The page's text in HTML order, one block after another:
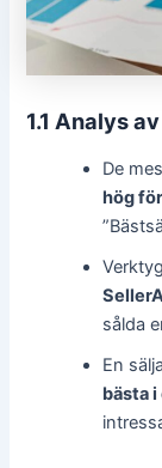
1.1 Analys
De
hög
sålda
En
bästa